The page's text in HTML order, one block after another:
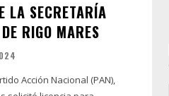
LA SECRETARÍA
RIGO MARES
Acción Nacional (PAN),